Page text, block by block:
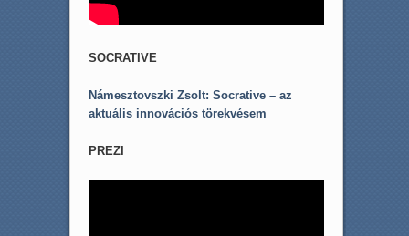
SOCRATIVE
Námesztovszki Zsolt: Socrative – az
aktuális innovációs törekvésem
PREZI